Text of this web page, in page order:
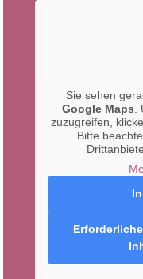
Sie sehen
Google Maps
zuzugreifen,
Bitte